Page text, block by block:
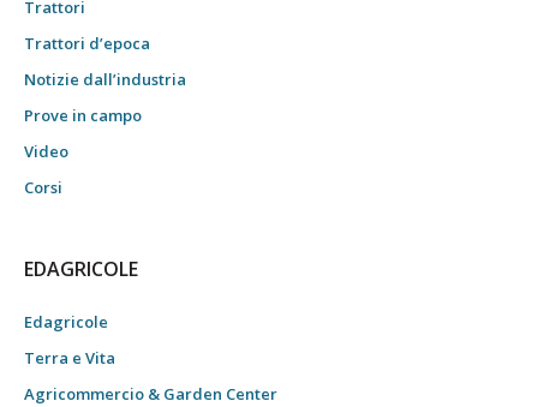
Trattori
Trattori d’epoca
Notizie dall’industria
Prove in campo
Video
Corsi
EDAGRICOLE
Edagricole
Terra e Vita
Agricommercio & Garden Center